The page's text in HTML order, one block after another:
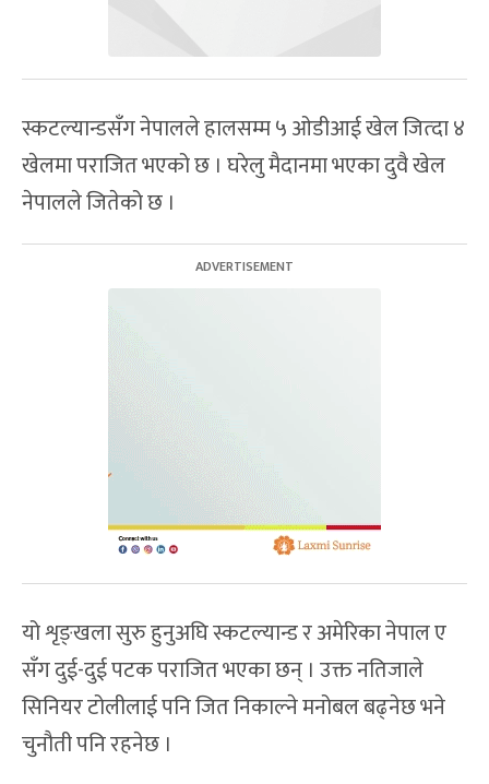
स्कटल्यान्डसँग नेपालले हालसम्म ५ ओडीआई खेल जित्दा ४
खेलमा पराजित भएको छ । घरेलु मैदानमा भएका दुवै खेल
नेपालले जितेको छ ।
यो शृङ्खला सुरु हुनुअघि स्कटल्यान्ड र अमेरिका नेपाल ए
सँग दुई-दुई पटक पराजित भएका छन् । उक्त नतिजाले
सिनियर टोलीलाई पनि जित निकाल्ने मनोबल बढ्नेछ भने
चुनौती पनि रहनेछ ।